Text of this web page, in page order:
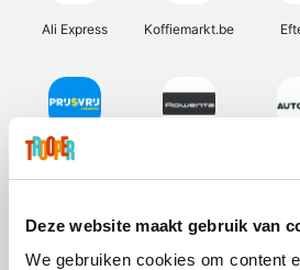
Deze website maakt gebruik van
We gebruiken cookies om content
Ali Express Koffiemarkt.be
Prijsvrij